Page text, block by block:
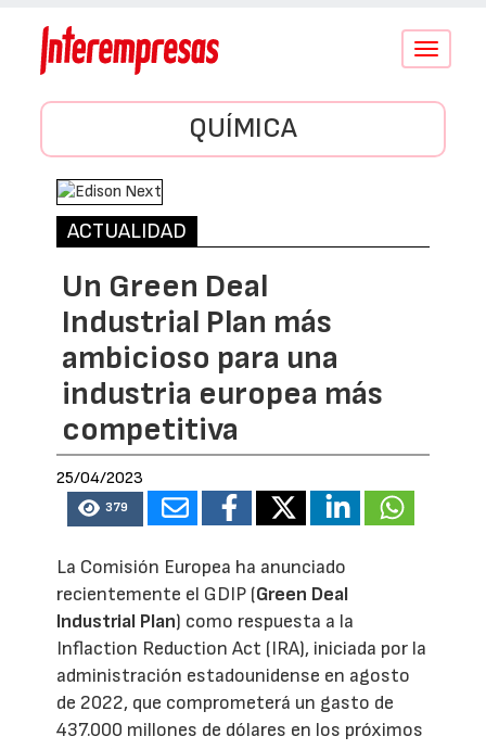
Conmutar
QUÍMICA
ACTUALIDAD
Un Green Deal
Industrial Plan más
ambicioso para una
industria europea más
competitiva
25/04/2023
379
La Comisión Europea ha anunciado
recientemente el GDIP (Green Deal
Industrial Plan) como respuesta a la
Inflaction Reduction Act (IRA), iniciada por la
administración estadounidense en agosto
de 2022, que comprometerá un gasto de
437.000 millones de dólares en los próximos